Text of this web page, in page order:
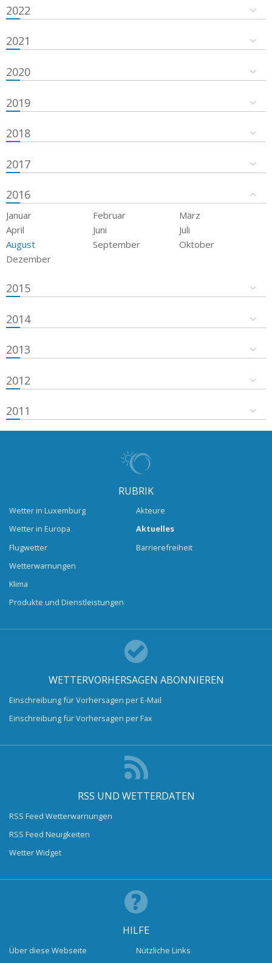
2022
2021
2020
2019
2018
2017
2016
Januar Februar
März
April
Juni
Juli
August
September
Oktober
Dezember
2015
2014
2013
2012
2011
RUBRIK
Wetter in Luxemburg
Wetter in Europa
Flugwetter
Wetterwarnungen
Klima
Produkte und Dienstleistungen
Akteure
Aktuelles
Barrierefreiheit
WETTERVORHERSAGEN ABONNIEREN
Einschreibung für Vorhersagen per E-Mail
Einschreibung für Vorhersagen per Fax
RSS UND WETTERDATEN
RSS Feed Wetterwarnungen
RSS Feed Neuigkeiten
Wetter Widget
HILFE
Über diese Webseite
Nützliche Links